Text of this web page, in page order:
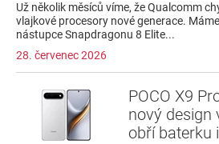
Už několik měsíců víme, že Qualcomm
vlajkové procesory nové generace.
nástupce Snapdragonu 8 Elite...
28. červenec 2026
POCO X9
nový design
obří baterku